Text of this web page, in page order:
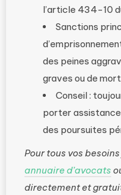
l’article 434-10
Sanctions
des peines
graves ou de
Conseil :
porter
des poursuites
Pour tous vos
annuaire d’avocats
directement et